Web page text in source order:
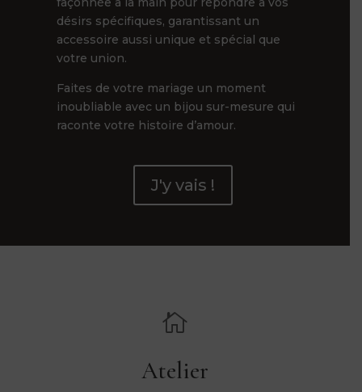
désirs spécifiques, garantissant un
accessoire aussi unique et spécial que
votre union.
Faites de votre mariage un moment
inoubliable avec un bijou sur-mesure qui
raconte votre histoire d’amour.
J'y vais !

Atelier